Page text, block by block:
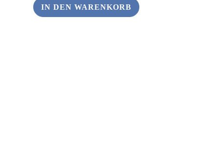
IN DEN WARENKORB